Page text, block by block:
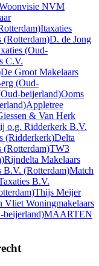
NVM
Itaxaties
(Rotterdam)D. de Jong
(Oud-
C.V.
De Groot Makelaars
(Oud-
beijerland)Ooms
Appletree
& Van Herk
o.g. Ridderkerk B.V.
(Ridderkerk)Delta
(Rotterdam)TW3
Rijndelta Makelaars
B.V. (Rotterdam)Match
B.V.
Thijs Meijer
Vliet Woningmakelaars
beijerland)MAARTEN